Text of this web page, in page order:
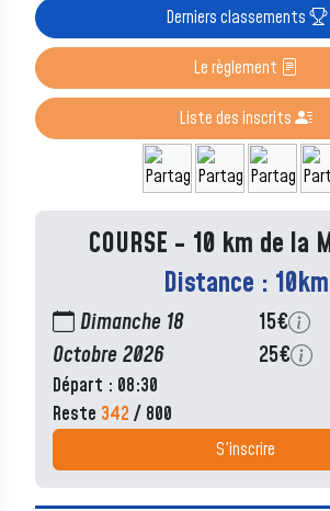
Derniers classements
Le règlement
Liste des inscrits
COURSE - 10 km de la
Distance : 10km
Dimanche 18
Octobre 2026
Départ : 08:30
Reste 342 / 800
15€
25€
S'inscrire